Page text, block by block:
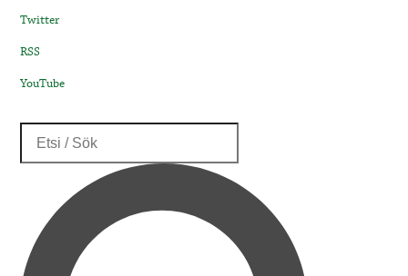
Twitter
RSS
YouTube